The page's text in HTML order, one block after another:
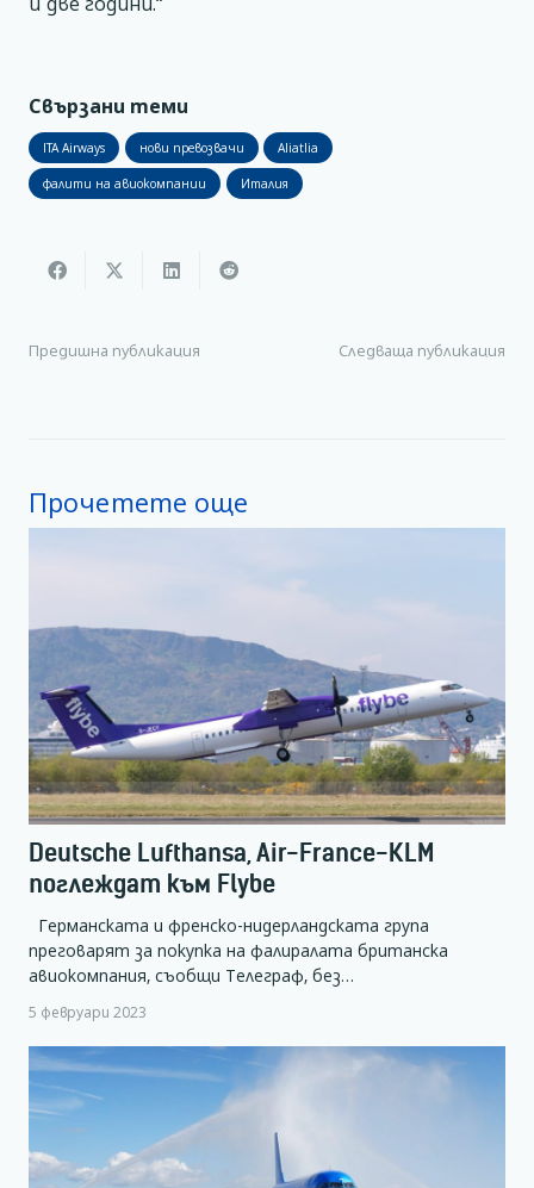
Свързани теми
ITA Airways нови превозвачи Aliatlia
фалити на авиокомпании Италия
Предишна публикация Следваща публикация
Прочетете още
Deutsche Lufthansa, Air-France-KLM
поглеждат към Flybe
Германската и френско-нидерландската група
преговарят за покупка на фалиралата британска
авиокомпания, съобщи Телеграф, без…
5 февруари 2023